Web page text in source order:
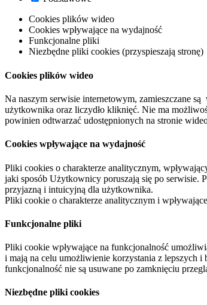
Cookies plików wideo
Cookies wpływające na wydajność
Funkcjonalne pliki
Niezbędne pliki cookies (przyspieszają stronę)
Cookies plików wideo
Na naszym serwisie internetowym, zamieszczane
użytkownika oraz liczydło kliknięć. Nie ma
powinien odtwarzać udostępnionych na stronie
Cookies wpływające na wydajność
Pliki cookies o charakterze analitycznym,
jaki sposób Użytkownicy poruszają się po serwisie.
przyjazną i intuicyjną dla użytkownika.
Pliki cookie o charakterze analitycznym i
Funkcjonalne pliki
Pliki cookie wpływające na funkcjonalność
i mają na celu umożliwienie korzystania z lepszych
funkcjonalność nie są usuwane po zamknięciu
Niezbędne pliki cookies